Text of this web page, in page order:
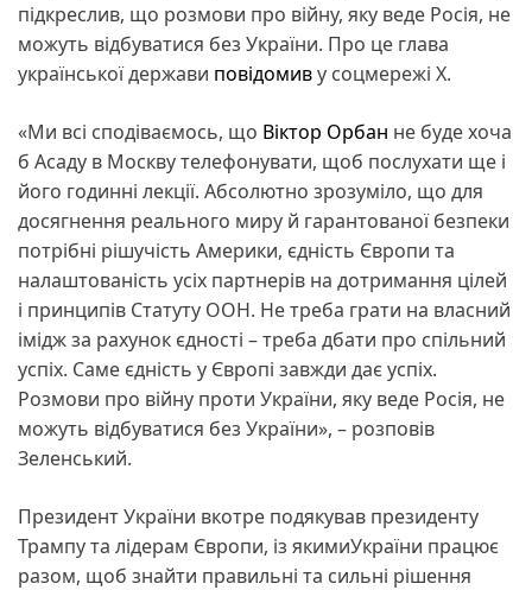
підкреслив, що розмови про війну, яку веде Росія, не
можуть відбуватися без України. Про це глава
української держави повідомиву соцмережі Х.
«Ми всі сподіваємось, що Віктор Орбан не буде хоча
б Асаду в Москву телефонувати, щоб послухати ще і
його годинні лекції. Абсолютно зрозуміло, що для
досягнення реального миру й гарантованої безпеки
потрібні рішучість Америки, єдність Європи та
налаштованість усіх партнерів на дотримання цілей
і принципів Статуту ООН. Не треба грати на власний
імідж за рахунок єдності – треба дбати про спільний
успіх. Саме єдність у Європі завжди дає успіх.
Розмови про війну проти України, яку веде Росія, не
можуть відбуватися без України», – розповів
Зеленський.
Президент України вкотре подякував президенту
Трампу та лідерам Європи, із якимиУкраїни працює
разом, щоб знайти правильні та сильні рішення